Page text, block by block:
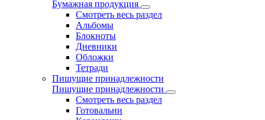
Бумажная продукция
Смотреть весь раздел
Альбомы
Блокноты
Дневники
Обложки
Тетради
Пишущие принадлежности
Пишущие принадлежности
Смотреть весь раздел
Готовальни